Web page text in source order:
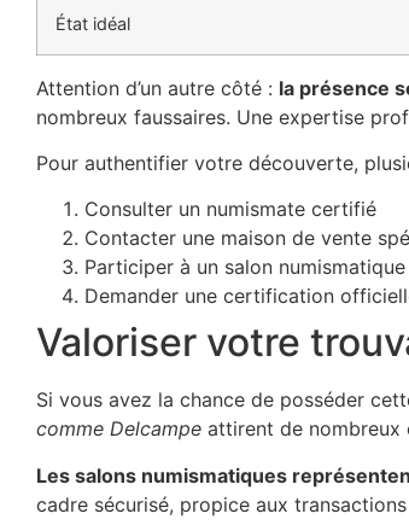
État idéal
Attention d’un autre côté : la présence
nombreux faussaires. Une expertise
Pour authentifier votre découverte,
Consulter un numismate certifié
Contacter une maison de vente
Participer à un salon
Demander une certification
Valoriser votre
Si vous avez la chance de posséder
comme Delcampe attirent de nombreux
Les salons numismatiques
cadre sécurisé, propice aux